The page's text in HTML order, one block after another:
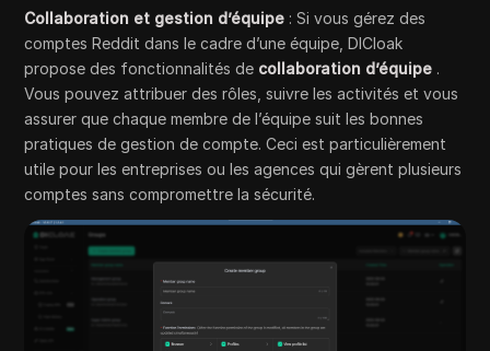
Collaboration et gestion d’équipe : Si vous gérez des
comptes Reddit dans le cadre d’une équipe, DICloak
propose des fonctionnalités de collaboration d’équipe .
Vous pouvez attribuer des rôles, suivre les activités et vous
assurer que chaque membre de l’équipe suit les bonnes
pratiques de gestion de compte. Ceci est particulièrement
utile pour les entreprises ou les agences qui gèrent plusieurs
comptes sans compromettre la sécurité.